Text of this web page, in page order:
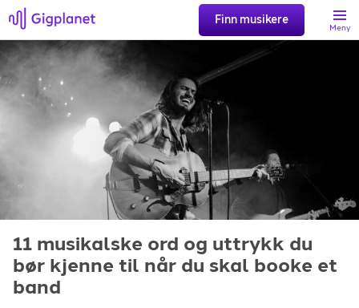
Finn musikere
Meny
Søk
Favoritter
Registrer artist
11 musikalske ord og uttrykk du
bør kjenne til når du skal booke et
band